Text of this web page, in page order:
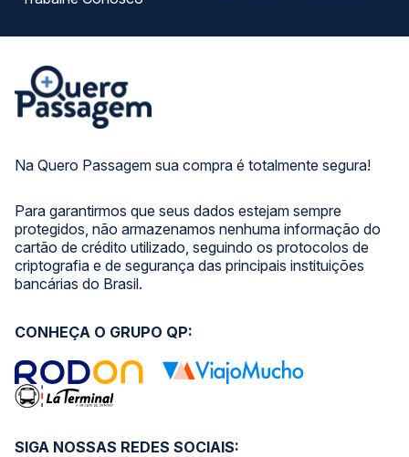
Na Quero Passagem sua compra é totalmente segura!
Para garantirmos que seus dados estejam sempre
protegidos, não armazenamos nenhuma informação do
cartão de crédito utilizado, seguindo os protocolos de
criptografia e de segurança das principais instituições
bancárias do Brasil.
SIGA NOSSAS REDES SOCIAIS:
CONHEÇA O GRUPO QP: